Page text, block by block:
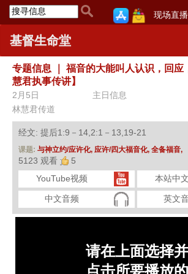
现场直播
基督生命堂
专题信息
福音的大能叫人认识，回应
慧君执事传讲】
2月5日
主日信息
林慧君传道
经文: 提后1:9－14,2:1－13,19-21
课题: 与神立约/应许化, 应许/四大福音化, 全备福音,
5123 观看
5
YouTube视频
本站中
中文音频 英文